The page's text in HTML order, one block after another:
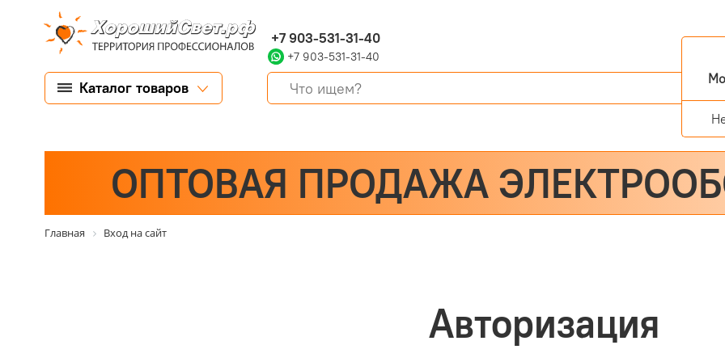
+7 903-531-31-40
+7 903-531-31-40
Каталог товаров
ОПТОВАЯ ПРОДАЖА
Главная Вход на сайт
Авторизация